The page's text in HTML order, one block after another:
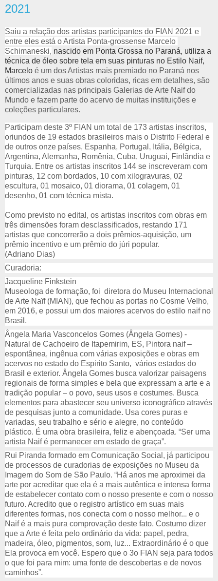
2021
Saiu a relação dos artistas participantes do FIAN 2021 e
entre eles está o Artista Ponta-grossense Marcelo
Schimaneski, nascido em Ponta Grossa no Paraná, utiliza a
técnica de óleo sobre tela em suas pinturas no Estilo Naif,
Marcelo é um dos Artistas mais premiado no Paraná nos
últimos anos e suas obras coloridas, ricas em detalhes, são
comercializadas nas principais Galerias de Arte Naif do
Mundo e fazem parte do acervo de muitas instituições e
coleções particulares.
Participam deste 3º FIAN um total de 173 artistas inscritos,
oriundos de 19 estados brasileiros mais o Distrito Federal e
de outros onze países, Espanha, Portugal, Itália, Bélgica,
Argentina, Alemanha, Romênia, Cuba, Uruguai, Finlândia e
Turquia. Entre os artistas inscritos 144 se inscreveram com
pinturas, 12 com bordados, 10 com xilogravuras, 02
escultura, 01 mosaico, 01 diorama, 01 colagem, 01
desenho, 01 com técnica mista.
Como previsto no edital, os artistas inscritos com obras em
três dimensões foram desclassificados, restando 171
artistas que concorrerão a dois prêmios-aquisição, um
prêmio incentivo e um prêmio do júri popular.
(Adriano Dias)
Curadoria:
Jacqueline Finkstein
Museologa de formação, foi  diretora do Museu Internacional
de Arte Naïf (MIAN), que fechou as portas no Cosme Velho,
em 2016, e possui um dos maiores acervos do estilo naif no
Brasil.
Ângela Maria Vasconcelos Gomes (Ângela Gomes) -
Natural de Cachoeiro de Itapemirim, ES, Pintora naif –
espontânea, ingênua com várias exposições e obras em
acervos no estado do Espirito Santo,  vários estados do
Brasil e exterior. Ângela Gomes busca valorizar paisagens
regionais de forma simples e bela que expressam a arte e a
tradição popular – o povo, seus usos e costumes. Busca
elementos para abastecer seu universo iconográfico através
de pesquisas junto a comunidade. Usa cores puras e
variadas, seu trabalho e sério e alegre, no conteúdo
plástico. É uma obra brasileira, feliz e abençoada. “Ser uma
artista Naif é permanecer em estado de graça”.
Rui Piranda formado em Comunicação Social, já participou
de processos de curadorias de exposições no Museu da
Imagem do Som de São Paulo. “Há anos me aproximei da
arte por acreditar que ela é a mais autêntica e intensa forma
de estabelecer contato com o nosso presente e com o nosso
futuro. Acredito que o registro artístico em suas mais
diferentes formas, nos conecta com o nosso melhor... e o
Naif é a mais pura comprovação deste fato. Costumo dizer
que a Arte é feita pelo ordinário da vida: papel, pedra,
madeira, óleo, pigmentos, som, luz... Extraordinário é o que
Ela provoca em você. Espero que o 3o FIAN seja para todos
o que foi para mim: uma fonte de descobertas e de novos
caminhos”.